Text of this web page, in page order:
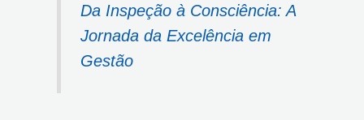
Da Inspeção à Consciência: A
Jornada da Excelência em
Gestão